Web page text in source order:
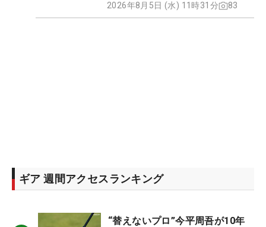
2026年8月5日 (水) 11時31分 83
ギア 週間アクセスランキング
“替えないプロ”今平周吾が10年